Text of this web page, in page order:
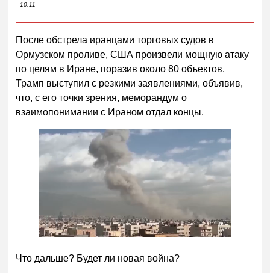
10:11
После обстрела иранцами торговых судов в
Ормузском проливе, США произвели мощную атаку
по целям в Иране, поразив около 80 объектов.
Трамп выступил с резкими заявлениями, объявив,
что, с его точки зрения, меморандум о
взаимопонимании с Ираном отдал концы.
Что дальше? Будет ли новая война?